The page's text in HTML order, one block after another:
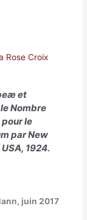
Rose Croix
et
Nombre
le
par New
1924.
juin 2017